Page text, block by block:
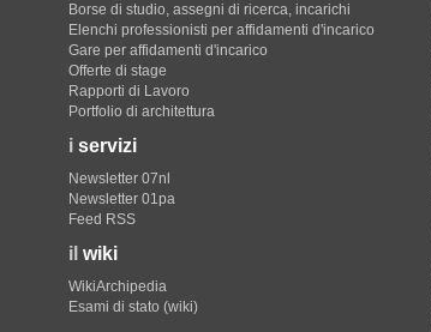
Borse di studio, assegni di ricerca, incarichi
Elenchi professionisti per affidamenti d'incarico
Gare per affidamenti d'incarico
Offerte di stage
Rapporti di Lavoro
Portfolio di architettura
i servizi
Newsletter 07nl
Newsletter 01pa
Feed RSS
il wiki
WikiArchipedia
Esami di stato (wiki)